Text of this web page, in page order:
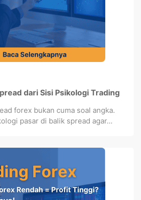
dari Sisi Psikologi Trading
forex bukan cuma soal angka.
pasar di balik spread agar...